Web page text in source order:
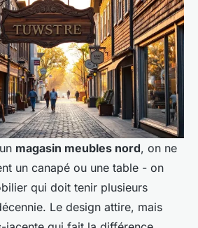
magasin meubles nord, on ne
un canapé ou une table - on
qui doit tenir plusieurs
Le design attire, mais